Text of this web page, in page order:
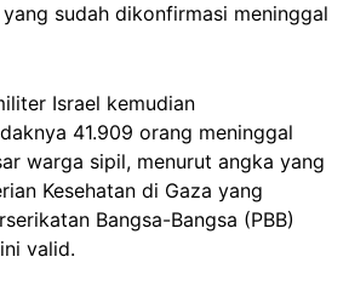
sudah dikonfirmasi meninggal
Israel kemudian
41.909 orang meninggal
warga sipil, menurut angka yang
Kesehatan di Gaza yang
Bangsa-Bangsa (PBB)
valid.